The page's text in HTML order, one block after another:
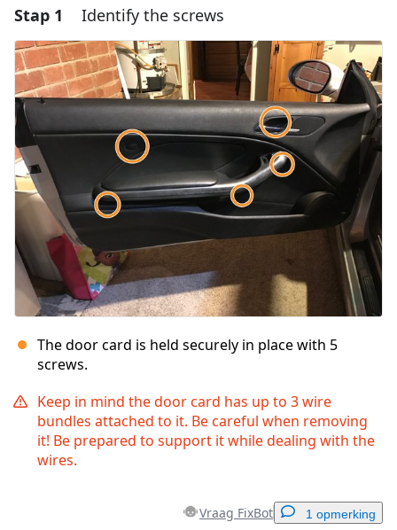
Stap 1 Identify the screws
The door card is held securely in place with 5
screws.
Keep in mind the door card has up to 3 wire
bundles attached to it. Be careful when removing
it! Be prepared to support it while dealing with the
wires.
Vraag FixBot 1 opmerking